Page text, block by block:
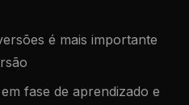
é mais importante
fase de aprendizado e